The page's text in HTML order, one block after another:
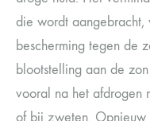
die wordt aangebracht,
bescherming tegen de
blootstelling aan de
vooral na het afdrogen
of bij zweten. Opnieuw